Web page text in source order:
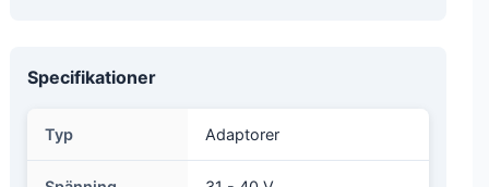
Specifikationer
Typ Adaptorer